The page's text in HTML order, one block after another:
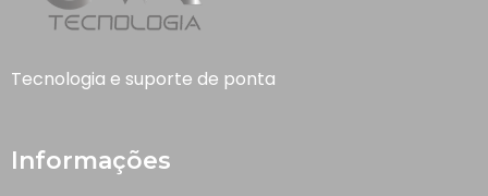
Tecnologia e suporte de ponta
Informações